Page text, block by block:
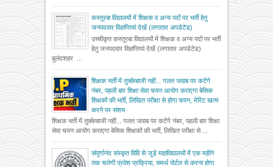
कस्तूरबा विद्यालयों में शिक्षक व अन्य पदों पर भर्ती हेतु
जनपदवार विज्ञप्तियां देखें (लगातार अपडेटेड)
उच्चीकृत कस्तूरबा विद्यालयों में शिक्षक व अन्य पदों पर भर्ती
हेतु जनपदवार विज्ञप्तियां देखें (लगातार अपडेटेड)
बुलंदशहर ...
शिक्षक भर्ती में तुक्केबाजी नहीं... गलत जवाब पर कटेंगे
नंबर, पहली बार शिक्षा सेवा चयन आयोग कराएगा बेसिक
शिक्षकों की भर्ती, लिखित परीक्षा से होगा चयन, मेरिट खत्म
करने पर संशय
शिक्षक भर्ती में तुक्केबाजी नहीं... गलत जवाब पर कटेंगे नंबर, पहली बार शिक्षा
सेवा चयन आयोग कराएगा बेसिक शिक्षकों की भर्ती, लिखित परीक्षा से ...
संपूर्णानंद संस्कृत विवि से जुड़े महाविद्यालयों में एक महीने
तक चलेगी प्रवेश प्रक्रिया, समर्थ पोर्टल से करना होगा